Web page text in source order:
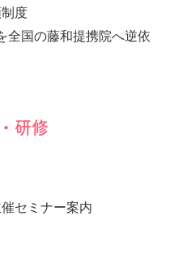
度
全国の藤和提携院へ逆依
研修
セミナー案内